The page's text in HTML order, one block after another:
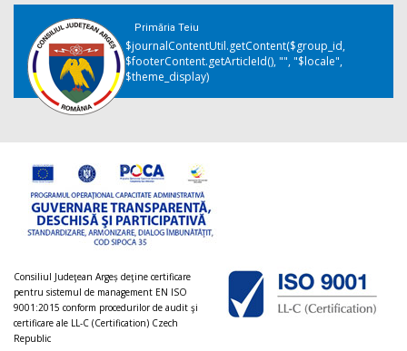
Primăria Teiu
$journalContentUtil.getContent($group_id,
$footerContent.getArticleId(), "", "$locale",
$theme_display)
Consiliul Judeţean Argeș deţine certificare
pentru sistemul de management EN ISO
9001:2015 conform procedurilor de audit şi
certificare ale LL-C (Certification) Czech
Republic